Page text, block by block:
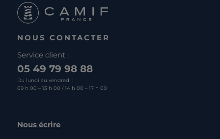
NOUS CONTACTER
Service client :
05 49 79 98 88
Du lundi au vendredi :
09 h 00 – 13 h 00 / 14 h 00 – 17 h 00
Nous écrire